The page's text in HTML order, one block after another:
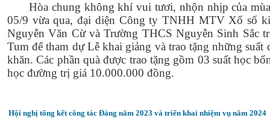
Hòa chung không khí vui tươi, nhộn nhịp của
05/9 vừa qua, đại diện Công ty TNHH MTV Xổ số
Nguyễn Văn Cừ và Trường THCS Nguyễn Sinh Sắc
Tum để tham dự Lễ khai giảng và trao tặng những
khăn. Các phần quà được trao tặng gồm 03 suất học
học đường trị giá 10.000.000 đồng.
Hội nghị tổng kết công tác Đảng năm 2023 và triển khai nhiệm vụ năm 2024